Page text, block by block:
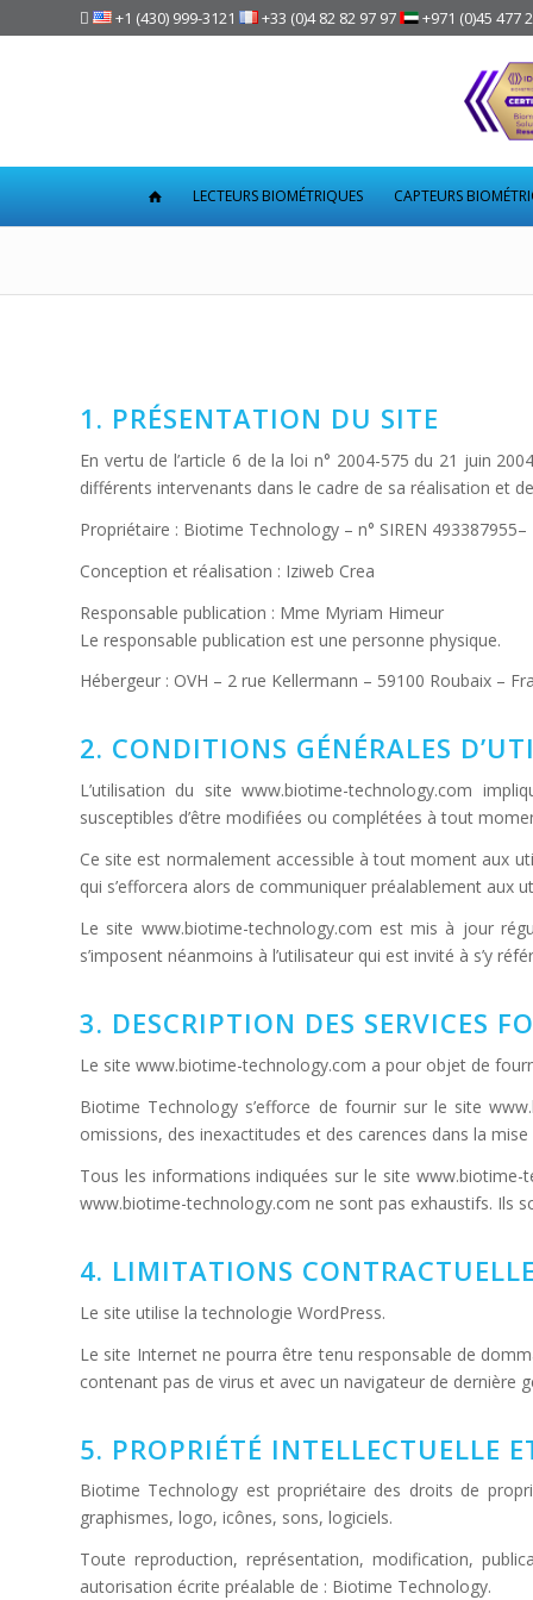
 +1 (430) 999-3121 +33 (0)4 82 82 97 97 +971 (0)45 477
LECTEURS BIOMÉTRIQUES CAPTEURS
1. PRÉSENTATION DU SITE
En vertu de l’article 6 de la loi n° 2004-575 du 21 juin
différents intervenants dans le cadre de sa réalisation et
Propriétaire : Biotime Technology – n° SIREN 493387955–
Conception et réalisation : Iziweb Crea
Responsable publication : Mme Myriam Himeur
Le responsable publication est une personne physique.
Hébergeur : OVH – 2 rue Kellermann – 59100 Roubaix –
2. CONDITIONS GÉNÉRALES
L’utilisation du site www.biotime-technology.com
susceptibles d’être modifiées ou complétées à tout
Ce site est normalement accessible à tout moment aux
qui s’efforcera alors de communiquer préalablement aux
Le site www.biotime-technology.com est mis à jour
s’imposent néanmoins à l’utilisateur qui est invité à s’y
3. DESCRIPTION DES SERVICES
Le site www.biotime-technology.com a pour objet de
Biotime Technology s’efforce de fournir sur le site
omissions, des inexactitudes et des carences dans la
Tous les informations indiquées sur le site
www.biotime-technology.com ne sont pas exhaustifs. Ils
4. LIMITATIONS
Le site utilise la technologie WordPress.
Le site Internet ne pourra être tenu responsable de
contenant pas de virus et avec un navigateur de dernière
5. PROPRIÉTÉ INTELLECTUELLE
Biotime Technology est propriétaire des droits de
graphismes, logo, icônes, sons, logiciels.
Toute reproduction, représentation, modification,
autorisation écrite préalable de : Biotime Technology.